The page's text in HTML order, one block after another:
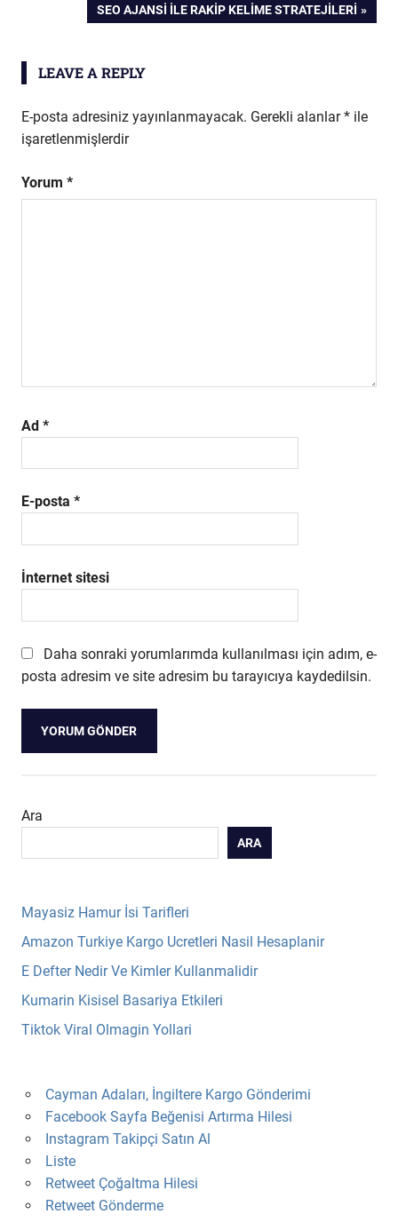
gezinmesi
NEXT
POST:
SEO AJANSI İLE RAKIP KELIME STRATEJILERI
LEAVE A REPLY
E-posta adresiniz yayınlanmayacak. Gerekli alanlar* ile
işaretlenmişlerdir
Yorum *
Ad *
E-posta *
İnternet sitesi
Daha sonraki yorumlarımda kullanılması için adım, e-
posta adresim ve site adresim bu tarayıcıya kaydedilsin.
Ara
ARA
Mayasiz Hamur İsi Tarifleri
Amazon Turkiye Kargo Ucretleri Nasil Hesaplanir
E Defter Nedir Ve Kimler Kullanmalidir
Kumarin Kisisel Basariya Etkileri
Tiktok Viral Olmagin Yollari
Cayman Adaları, İngiltere Kargo Gönderimi
Facebook Sayfa Beğenisi Artırma Hilesi
Instagram Takipçi Satın Al
Liste
Retweet Çoğaltma Hilesi
Retweet Gönderme